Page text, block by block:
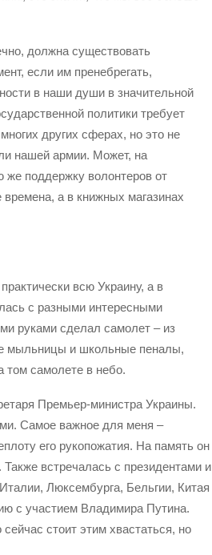
должна существовать
если им пренебрегать,
в наши души в значительной
политики требует
других сферах, но это не
нашей армии. Может, на
поддержку волонтеров от
а в книжных магазинах
всю Украину, а в
с разными интересными
руками сделал самолет – из
мыльницы и школьные пеналы,
том самолете в небо.
Премьер-министра Украины.
Самое важное для меня –
его рукопожатия. На память он
встречалась с президентами и
Люксембурга, Бельгии, Китая
с участием Владимира Путина.
стоит этим хвастаться, но